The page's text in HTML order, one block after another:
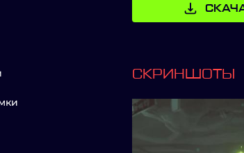
СКРИНШОТЫ